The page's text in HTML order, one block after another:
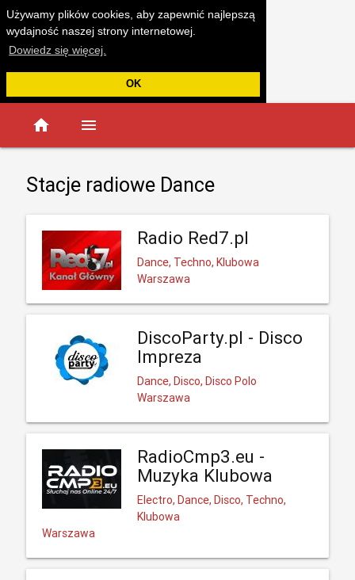
Używamy plików cookies, aby zapewnić najlepszą
wydajność naszej strony internetowej.
Dowiedz się więcej.
OK
home menu
Stacje radiowe Dance
Radio Red7.pl
Dance, Techno, Klubowa
Warszawa
DiscoParty.pl - Disco
Impreza
Dance, Disco, Disco Polo
Warszawa
RadioCmp3.eu -
Muzyka Klubowa
Electro, Dance, Disco, Techno,
Klubowa
Warszawa